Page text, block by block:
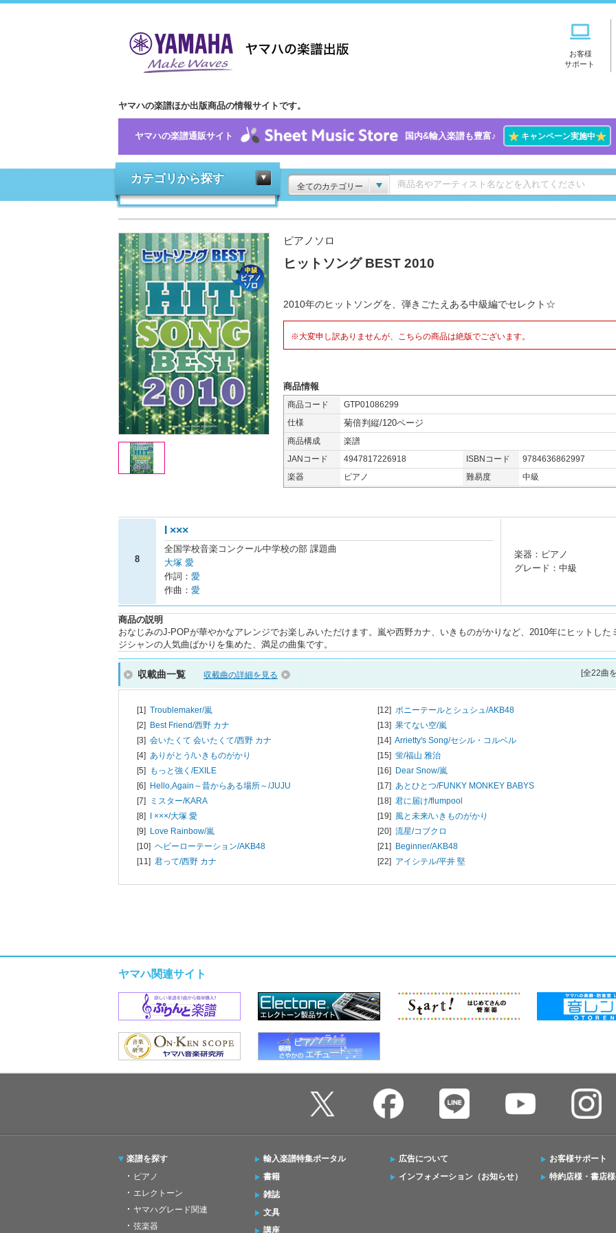
お客様
サポート
ヤマハの楽譜ほか出版商品の情報サイトです。
ヤマハの楽譜通販サイト 国内&輸入楽譜も豊富♪ ★キャンペーン実施中★
カテゴリから探す
全てのカテゴリー
ピアノソロ
ヒットソング BEST 2010
2010年のヒットソングを、弾きごたえある中級編でセレクト☆
※大変申し訳ありませんが、こちらの商品は絶版でございます。
商品情報
商品コード
GTP01086299
仕様
菊倍判縦/120ページ
商品構成
楽譜
JANコード
4947817226918 ISBNコード
9784636862997
楽器
ピアノ 難易度 中級
8
I ×××
全国学校音楽コンクール中学校の部 課題曲
大塚 愛
作詞： 愛
作曲： 愛
楽器：ピアノ
グレード：中級
商品の説明
おなじみのJ-POPが華やかなアレンジでお楽しみいただけます。嵐や西野カナ、いきものがかりなど、2010年にヒットした
ジシャンの人気曲ばかりを集めた、満足の曲集です。
収載曲一覧 収載曲の詳細を見る [全22曲
[1] Troublemaker/嵐
[2] Best Friend/西野 カナ
[3] 会いたくて 会いたくて/西野 カナ
[4] ありがとう/いきものがかり
[5] もっと強く/EXILE
[6] Hello,Again～昔からある場所～/JUJU
[7]
ミスター/KARA
[8] I ×××/大塚 愛
[9] Love Rainbow/嵐
[10] ヘビーローテーション/AKB48
[11] 君って/西野 カナ
[12] ポニーテールとシュシュ/AKB48
[13] 果てない空/嵐
[14] Arrietty's Song/セシル・コルベル
[15] 蛍/福山 雅治
[16] Dear Snow/嵐
[17] あとひとつ/FUNKY MONKEY BABYS
[18] 君に届け/flumpool
[19] 風と未来/いきものがかり
[20] 流星/コブクロ
[21] Beginner/AKB48
[22] アイシテル/平井 堅
ヤマハ関連サイト
楽譜を探す
ピアノ
エレクトーン
ヤマハグレード関連
弦楽器
輸入楽譜特集ポータル
書籍
雑誌
文具
講座
広告について
インフォメーション（お知らせ）
お客様サポート
特約店様・書店